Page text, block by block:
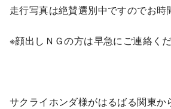
走行写真は絶賛選別中ですのでお時
※顔出しＮＧの方は早急にご連絡く
サクライホンダ様がはるばる関東か